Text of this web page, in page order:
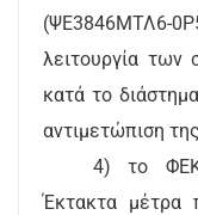
(ΨΕ3846ΜΤΛ6-
λειτουργία
κατά το
αντιμετώπιση
4) το ΦΕΚ
Έκτακτα μέτρα